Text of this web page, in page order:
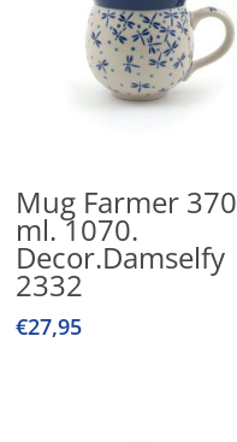
Winkelwagen
Mug Farmer 370
ml. 1070.
Decor.Damselfy
2332
€27,95